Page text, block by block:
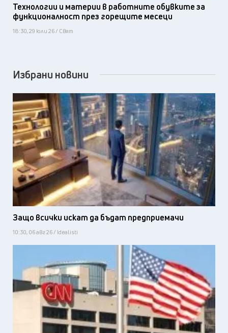
Технологии и материи в работните обувките за
функционалност през горещите месеци
18:30, 29 юли 26 / Свят
Избрани новини
Защо всички искат да бъдат предприемачи
10:30, 06 авг 26 / Idealisti